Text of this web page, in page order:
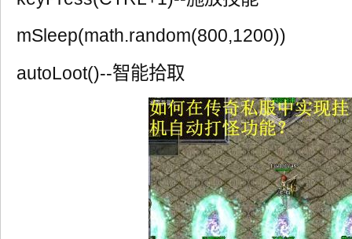
mSleep(math.random(800,1200))
autoLoot()--智能拾取